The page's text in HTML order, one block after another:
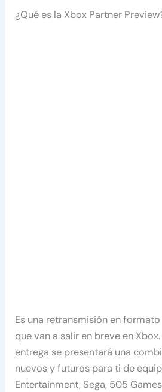
¿Qué es la Xbox Partner
Es una retransmisión en
que van a salir en breve en
entrega se presentará una
nuevos y futuros para ti de
Entertainment, Sega, 505